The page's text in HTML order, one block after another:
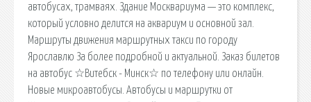
автобусах, трамваях. Здание Москвариума — это комплекс,
который условно делится на аквариум и основной зал.
Маршруты движения маршрутных такси по городу
Ярославлю За более подробной и актуальной. Заказ билетов
на автобус ☆Витебск - Минск☆ по телефону или онлайн.
Новые микроавтобусы. Автобусы и маршрутки от